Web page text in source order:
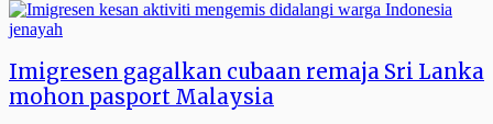
jenayah
Imigresen gagalkan cubaan remaja Sri Lanka
mohon pasport Malaysia